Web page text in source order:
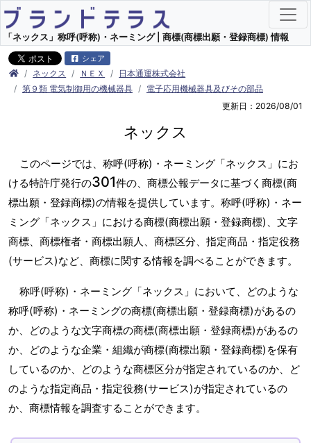
「ネックス」称呼(呼称)・ネーミング | 商標(商標出願・登録商標) 情報
シェア
ネックス ＮＥＸ
日本通運株式会社
第９類 電気制御用の機械器具
電子応用機械器具及びその部品
更新日：2026/08/01
ネックス
このページでは、称呼(呼称)・ネーミング「ネックス」にお
ける特許庁発行の301件の、商標公報データに基づく商標(商
標出願・登録商標)の情報を提供しています。称呼(呼称)・ネー
ミング「ネックス」における商標(商標出願・登録商標)、文字
商標、商標権者・商標出願人、商標区分、指定商品・指定役務
(サービス)など、商標に関する情報を調べることができます。
称呼(呼称)・ネーミング「ネックス」において、どのような
称呼(呼称)・ネーミングの商標(商標出願・登録商標)があるの
か、どのような文字商標の商標(商標出願・登録商標)があるの
か、どのような企業・組織が商標(商標出願・登録商標)を保有
しているのか、どのような商標区分が指定されているのか、ど
のような指定商品・指定役務(サービス)が指定されているの
か、商標情報を調査することができます。